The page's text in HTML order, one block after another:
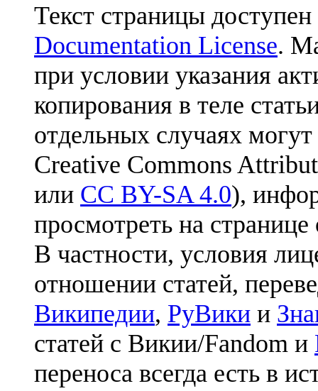
Текст страницы
Documentation License.
при условии указания
копирования в теле
отдельных случаях
Creative Commons
или CC BY-SA 4.0),
просмотреть на
В частности, условия
отношении статей,
Википедии, РуВики и
статей с Викии/Fandom и
переноса всегда есть в